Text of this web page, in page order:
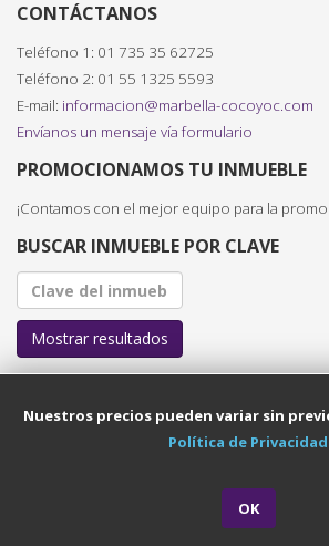
CONTÁCTANOS
Teléfono 1: 01 735 35 62725
Teléfono 2: 01 55 1325 5593
E-mail: informacion@marbella-cocoyoc.com
Envíanos un mensaje vía formulario
PROMOCIONAMOS TU INMUEBLE
¡Contamos con el mejor equipo para la
BUSCAR INMUEBLE POR CLAVE
Mostrar resultados
Nuestros precios pueden variar sin
Política de Privacidad
OK